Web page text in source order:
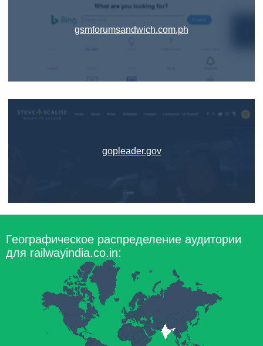
gsmforumsandwich.com.ph
gopleader.gov
Географическое распределение аудитории
для railwayindia.co.in: